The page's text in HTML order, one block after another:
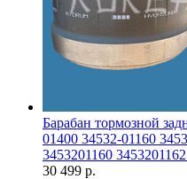
Барабан тормозной
01400 34532-01160
3453201160
30 499 р.